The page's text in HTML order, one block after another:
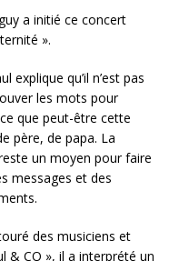
a initié ce concert
».
explique qu’il n’est pas
les mots pour
que peut-être cette
père, de papa. La
un moyen pour faire
messages et des
des musiciens et
& CO », il a interprété un